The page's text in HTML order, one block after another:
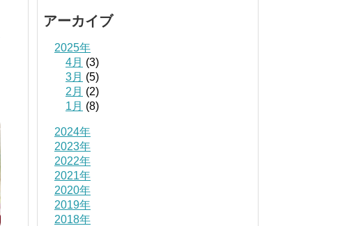
アーカイブ
2025年
4月 (3)
3月 (5)
2月 (2)
1月 (8)
2024年
2023年
2022年
2021年
2020年
2019年
2018年